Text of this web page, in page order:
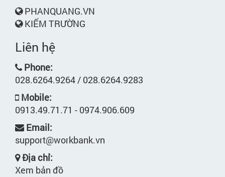
PHANQUANG.VN
KIẾM TRƯỜNG
Liên hệ
Phone:
028.6264.9264 / 028.6264.9283
Mobile:
0913.49.71.71 - 0974.906.609
Email:
support@workbank.vn
Địa chỉ:
Xem bản đồ